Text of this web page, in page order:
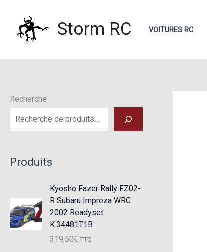
contenu
Storm RC VOITURES RC
Recherche
Produits
Kyosho Fazer Rally FZ02-
R Subaru Impreza WRC
2002 Readyset
K.34481T1B
319,50€ TTC